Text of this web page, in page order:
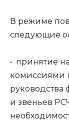
В режиме
следующие
• принятие
комиссиями
и звеньев